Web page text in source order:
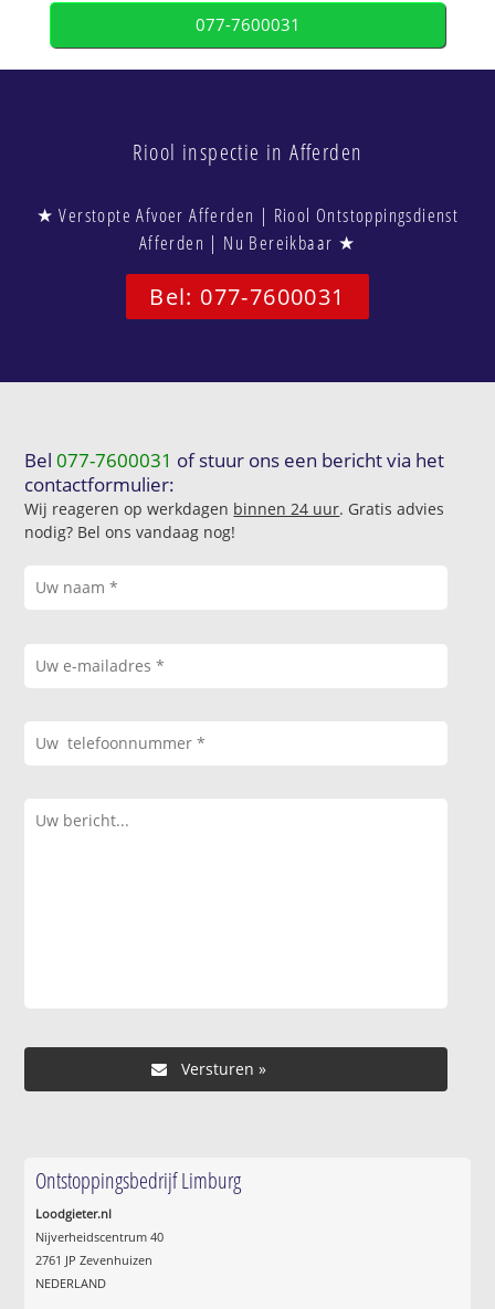
077-7600031
Riool inspectie in Afferden
★ Verstopte Afvoer Afferden | Riool Ontstoppingsdienst
Afferden | Nu Bereikbaar ★
Bel: 077-7600031
Bel077-7600031 of stuur ons een bericht via het
contactformulier:
Wij reageren op werkdagen binnen 24 uur. Gratis advies
nodig? Bel ons vandaag nog!
Ontstoppingsbedrijf Limburg
Loodgieter.nl
Nijverheidscentrum 40
2761 JP Zevenhuizen
NEDERLAND